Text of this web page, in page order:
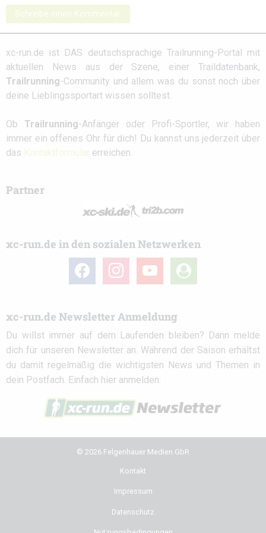
Schreibe einen Kommentar
xc-run.de ist DAS deutschsprachige Trailrunning-Portal mit
aktuellen News aus der Szene, einer Traildatenbank,
Trailrunning-Community und allem was du sonst noch über
deine Lieblingssportart wissen solltest.
Ob Trailrunning-Anfänger oder Profi-Sportler, wir haben
immer ein offenes Ohr für dich! Du kannst uns jederzeit über
das Kontaktformular erreichen.
Partner
xc-run.de in den sozialen Netzwerken
facebook instagramyoutube
user-
circle
xc-run.de Newsletter Anmeldung
Du willst immer auf dem Laufenden bleiben? Dann melde
dich für unseren Newsletter an. Während der Saison erhältst
du damit regelmäßig die wichtigsten News und Themen in
dein Postfach. Einfach hier anmelden:
© 2026 Felgenhauer Medien GbR
Kontakt
Impressum
Datenschutz